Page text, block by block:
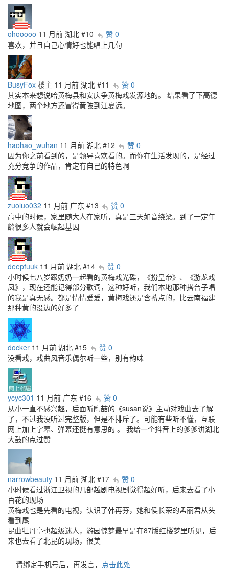
ohooooo 11 月前 湖北 #10
赞 0
喜欢，并且自己心情好也能唱上几句
BusyFox 楼主 11 月前 湖北 #11
赞 0
其实本来想说哈黄梅县和安庆争黄梅戏发源地的。 结果看了下高德
地图，两个地方还冒得黄陂到江夏远。
haohao_wuhan 11 月前 湖北 #12
赞 0
因为你之前看到的，是领导喜欢看的。而你在生活发现的，是经过
充分竞争的作品，肯定有自己的特色啊
zuoluo032 11 月前 广东 #13
赞 0
高中的时候，家里随大人在家听，真是三天如音绕梁。到了一定年
龄很多人就会崛起基因
deepfuuk 11 月前 湖北 #14
赞 0
小时候七八岁跟奶奶一起看的黄梅戏光碟，《扮皇帝》、《游龙戏
凤》，现在还能记得部分歌词，这种好听，我们本地那种搭台子唱
的我是真无感。都是情情爱爱，黄梅戏还是含蓄点的，比云南福建
那种黄的没边的好多了
docker 11 月前 湖北 #15
赞 0
没看戏，戏曲风音乐偶尔听一些，别有韵味
ycyc301 11 月前 广东 #16
赞 0
从小一直不感兴趣，后面听陶喆的《susan说》主动对戏曲去了解
了，不过我没听过完整版，但是不排斥了。可能有些听不懂，互联
网上加上字幕、弹幕还挺有意思的 。 我给一个抖音上的爹爹讲湖北
大鼓的点过赞
narrowbeauty 11 月前 湖北 #17
赞 0
小时候看过浙江卫视的几部越剧电视剧觉得超好听，后来去看了小
百花的现场
黄梅戏也是先看的电视，认识了韩再芬，她和侯长荣的孟丽君从头
看到尾
昆曲牡丹亭也超级迷人，游园惊梦最早是在87版红楼梦里听见，后
来也去看了北昆的现场，很美
请绑定手机号后，再发言， 点击此处